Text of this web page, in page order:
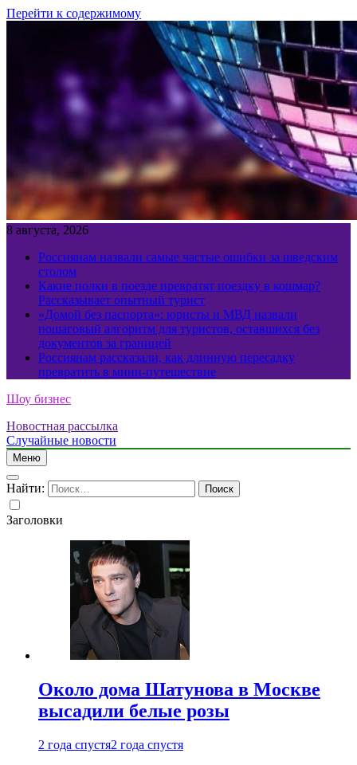
Перейти к содержимому
8 августа, 2026
Россиянам назвали самые частые ошибки за шведским
столом
Какие полки в поезде превратят поездку в кошмар?
Рассказывает опытный турист
«Домой без паспорта»: юристы и МВД назвали
пошаговый алгоритм для туристов, оставшихся без
документов за границей
Россиянам рассказали, как длинную пересадку
превратить в мини-путешествие
Шоу бизнес
Новостная рассылка
Случайные новости
Меню
Найти:
Заголовки
Около дома Шатунова в Москве
высадили белые розы
2 года спустя2 года спустя